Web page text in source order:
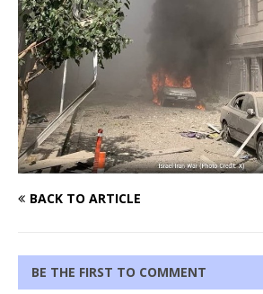
BACK TO ARTICLE
BE THE FIRST TO COMMENT